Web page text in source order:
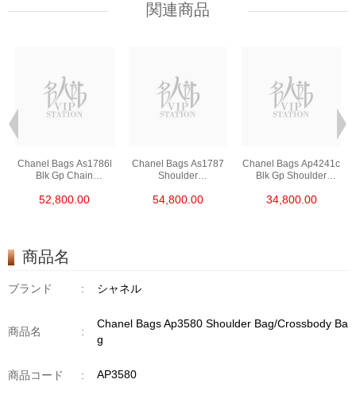
関連商品
Chanel Bags As1786l
Blk Gp Chain
52,800.00
Chanel Bags As1787
Shoulder
54,800.00
Chanel Bags Ap4241c
Blk Gp Shoulder
/Handbag
34,800.00
商品名
ブランド : シャネル
商品名 :
Chanel Bags Ap3580 Shoulder Bag/Crossbody Ba
g
商品コード : AP3580